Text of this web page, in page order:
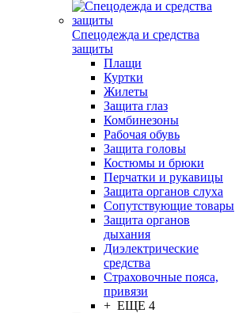
Спецодежда и средства
защиты
Плащи
Куртки
Жилеты
Защита глаз
Комбинезоны
Рабочая обувь
Защита головы
Костюмы и брюки
Перчатки и рукавицы
Защита органов слуха
Сопутствующие товары
Защита органов
дыхания
Диэлектрические
средства
Страховочные пояса,
привязи
+ ЕЩЕ 4